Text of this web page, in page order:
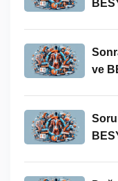
ve
Soru